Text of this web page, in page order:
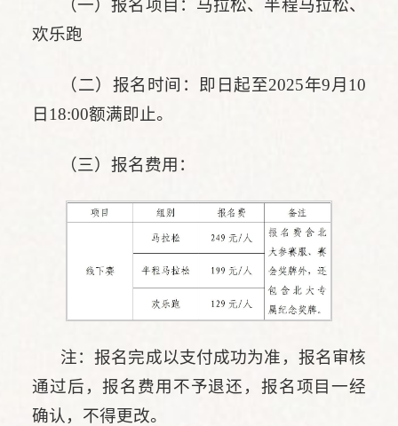
（一）报名项目：马拉松、半程马拉松、
欢乐跑
（二）报名时间：即日起至2025年9月10
日18:00额满即止。
（三）报名费用：
注：报名完成以支付成功为准，报名审核
通过后，报名费用不予退还，报名项目一经
确认，不得更改。